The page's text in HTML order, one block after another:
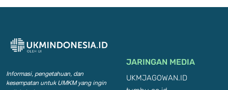
Informasi, pengetahuan, dan
kesempatan untuk UMKM yang ingin
JARINGAN MEDIA
UKMJAGOWAN.ID